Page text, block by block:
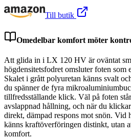
Till butik
Omedelbar komfort möter
Att glida in i LX 120 HV är oväntat
högdensitetsfodret omsluter foten som
Skalet i grått polyuretan känns svalt
du spänner de fyra
tillfredsställande klick. Väl på foten
avslappnad hållning, och när du
direkt, dämpad respons mot snön. Vid
känns kraftöverföringen distinkt, utan
komfort.